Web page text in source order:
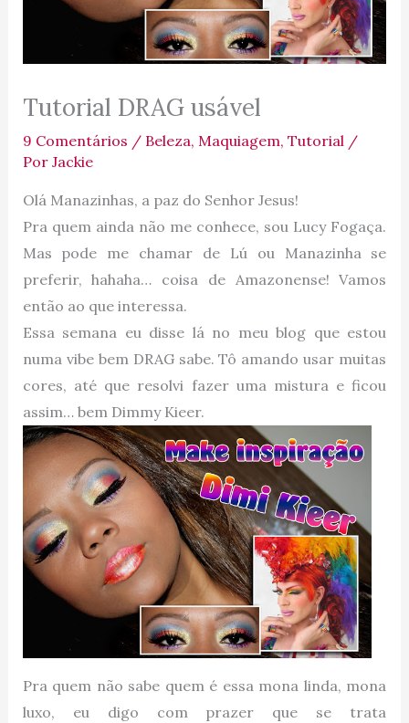
Tutorial DRAG usável
9 Comentários / Beleza, Maquiagem, Tutorial/
Por Jackie
Olá Manazinhas, a paz do Senhor Jesus!
Pra quem ainda não me conhece, sou Lucy Fogaça.
Mas pode me chamar de Lú ou Manazinha se
preferir, hahaha… coisa de Amazonense! Vamos
então ao que interessa.
Essa semana eu disse lá no meu blog que estou
numa vibe bem DRAG sabe. Tô amando usar muitas
cores, até que resolvi fazer uma mistura e ficou
assim… bem Dimmy Kieer.
Pra quem não sabe quem é essa mona linda, mona
luxo, eu digo com prazer que se trata